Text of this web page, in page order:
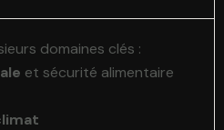
domaines clés :
et sécurité alimentaire